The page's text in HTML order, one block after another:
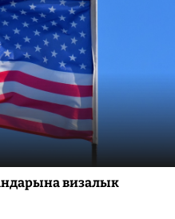
визалык